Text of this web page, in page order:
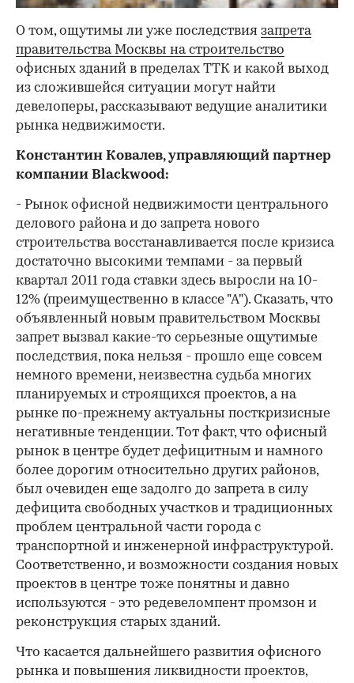
О том, ощутимы ли уже последствия запрета
правительства Москвы на строительство
офисных зданий в пределах ТТК и какой выход
из сложившейся ситуации могут найти
девелоперы, рассказывают ведущие аналитики
рынка недвижимости.
Константин Ковалев, управляющий партнер
компании Blackwood:
- Рынок офисной недвижимости центрального
делового района и до запрета нового
строительства восстанавливается после кризиса
достаточно высокими темпами - за первый
квартал 2011 года ставки здесь выросли на 10-
12% (преимущественно в классе "А"). Сказать, что
объявленный новым правительством Москвы
запрет вызвал какие-то серьезные ощутимые
последствия, пока нельзя - прошло еще совсем
немного времени, неизвестна судьба многих
планируемых и строящихся проектов, а на
рынке по-прежнему актуальны посткризисные
негативные тенденции. Тот факт, что офисный
рынок в центре будет дефицитным и намного
более дорогим относительно других районов,
был очевиден еще задолго до запрета в силу
дефицита свободных участков и традиционных
проблем центральной части города с
транспортной и инженерной инфраструктурой.
Соответственно, и возможности создания новых
проектов в центре тоже понятны и давно
используются - это редевеломпент промзон и
реконструкция старых зданий.
Что касается дальнейшего развития офисного
рынка и повышения ликвидности проектов,